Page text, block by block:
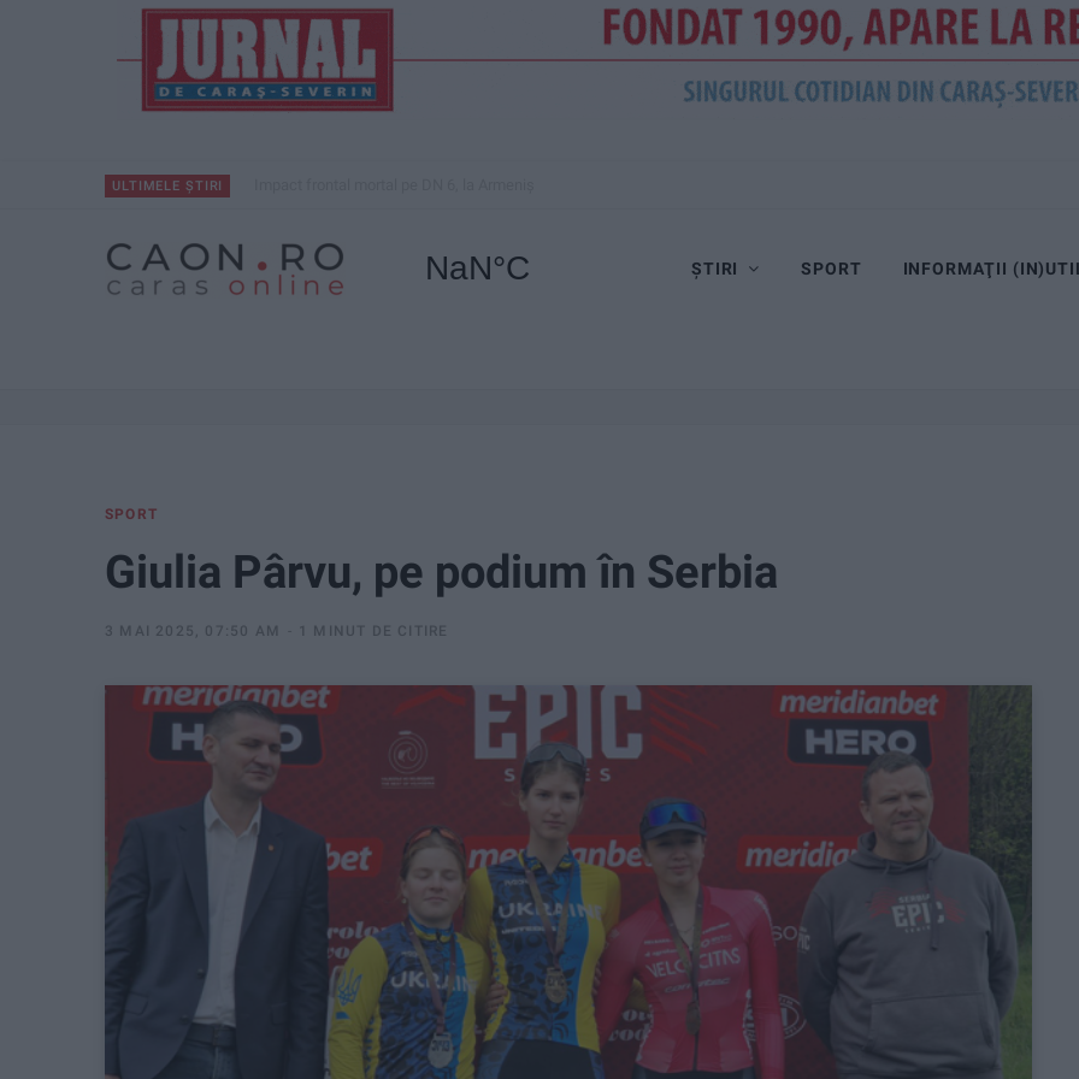
ULTIMELE ȘTIRI
ȘTIRI SPORT INFORMAŢII
SPORT
Giulia Pârvu, pe podium în Serbia
3 MAI 2025, 07:50 AM 1 MINUT DE CITIRE